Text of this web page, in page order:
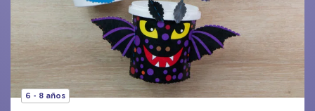
6 - 8 años